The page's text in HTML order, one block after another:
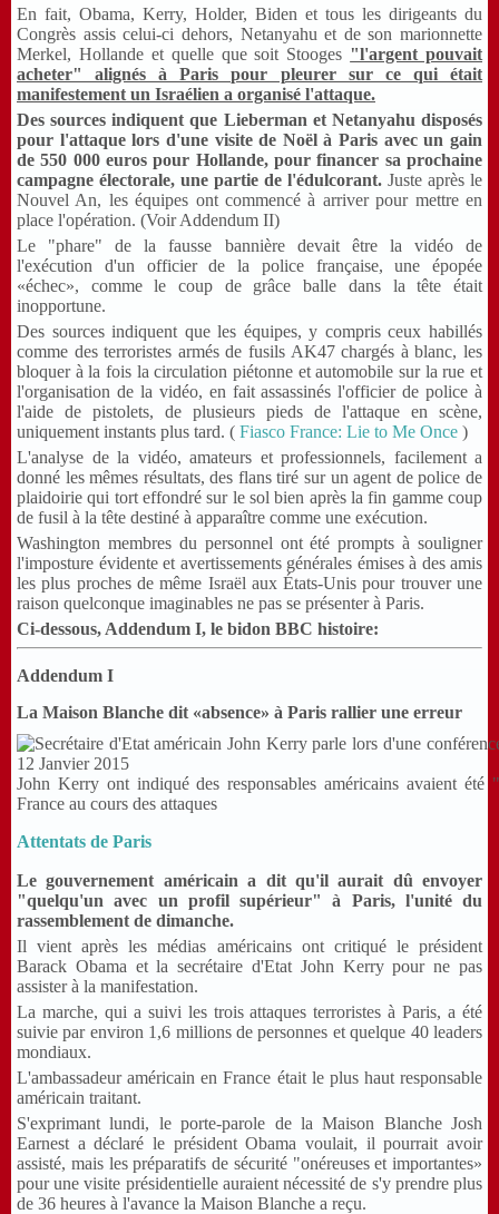
En fait, Obama, Kerry, Holder, Biden et tous les dirigeants du
Congrès assis celui-ci dehors, Netanyahu et de son marionnette
Merkel, Hollande et quelle que soit Stooges "l'argent pouvait
acheter" alignés à Paris pour pleurer sur ce qui était
manifestement un Israélien a organisé l'attaque.
Des sources indiquent que Lieberman et Netanyahu disposés
pour l'attaque lors d'une visite de Noël à Paris avec un gain
de 550 000 euros pour Hollande, pour financer sa prochaine
campagne électorale, une partie de l'édulcorant. Juste après le
Nouvel An, les équipes ont commencé à arriver pour mettre en
place l'opération. (Voir Addendum II)
Le "phare" de la fausse bannière devait être la vidéo de
l'exécution d'un officier de la police française, une épopée
«échec», comme le coup de grâce balle dans la tête était
inopportune.
Des sources indiquent que les équipes, y compris ceux habillés
comme des terroristes armés de fusils AK47 chargés à blanc, les
bloquer à la fois la circulation piétonne et automobile sur la rue et
l'organisation de la vidéo, en fait assassinés l'officier de police à
l'aide de pistolets, de plusieurs pieds de l'attaque en scène,
uniquement instants plus tard. ( Fiasco France: Lie to Me Once )
L'analyse de la vidéo, amateurs et professionnels, facilement a
donné les mêmes résultats, des flans tiré sur un agent de police de
plaidoirie qui tort effondré sur le sol bien après la fin gamme coup
de fusil à la tête destiné à apparaître comme une exécution.
Washington membres du personnel ont été prompts à souligner
l'imposture évidente et avertissements générales émises à des amis
les plus proches de même Israël aux États-Unis pour trouver une
raison quelconque imaginables ne pas se présenter à Paris.
Ci-dessous, Addendum I, le bidon BBC histoire:
Addendum I
La Maison Blanche dit «absence» à Paris rallier une erreur
John Kerry ont indiqué des responsables américains avaient été
France au cours des attaques
Attentats de Paris
Le gouvernement américain a dit qu'il aurait dû envoyer
"quelqu'un avec un profil supérieur" à Paris, l'unité du
rassemblement de dimanche.
Il vient après les médias américains ont critiqué le président
Barack Obama et la secrétaire d'Etat John Kerry pour ne pas
assister à la manifestation.
La marche, qui a suivi les trois attaques terroristes à Paris, a été
suivie par environ 1,6 millions de personnes et quelque 40 leaders
mondiaux.
L'ambassadeur américain en France était le plus haut responsable
américain traitant.
S'exprimant lundi, le porte-parole de la Maison Blanche Josh
Earnest a déclaré le président Obama voulait, il pourrait avoir
assisté, mais les préparatifs de sécurité "onéreuses et importantes»
pour une visite présidentielle auraient nécessité de s'y prendre plus
de 36 heures à l'avance la Maison Blanche a reçu.